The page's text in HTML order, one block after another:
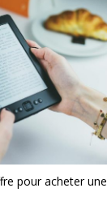
pour acheter une